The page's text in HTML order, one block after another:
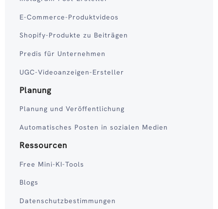
E-Commerce-Produktvideos
Shopify-Produkte zu Beiträgen
Predis für Unternehmen
UGC-Videoanzeigen-Ersteller
Planung
Planung und Veröffentlichung
Automatisches Posten in sozialen Medien
Ressourcen
Free Mini-KI-Tools
Blogs
Datenschutzbestimmungen